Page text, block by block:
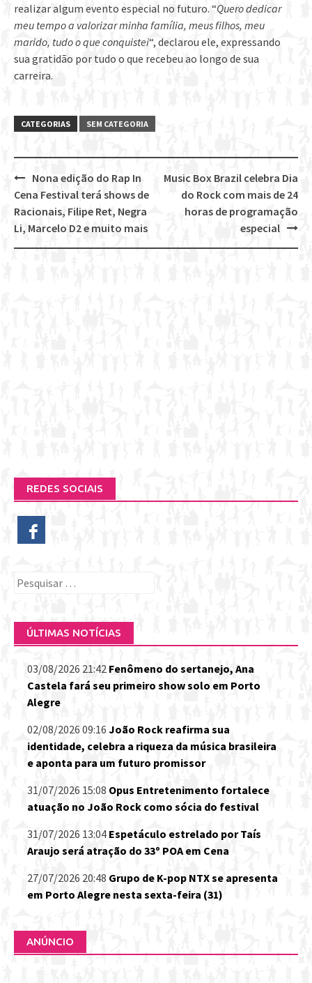
realizar algum evento especial no futuro. “Quero dedicar
meu tempo a valorizar minha família, meus filhos, meu
marido, tudo o que conquistei“, declarou ele, expressando
sua gratidão por tudo o que recebeu ao longo de sua
carreira.
CATEGORIAS SEM CATEGORIA
Post
navigation
Music Box Brazil celebra Dia
do Rock com mais de 24
horas de programação
especial
Nona edição do Rap In
Cena Festival terá shows de
Racionais, Filipe Ret, Negra
Li, Marcelo D2 e muito mais
REDES SOCIAIS
Pesquisar
ÚLTIMAS NOTÍCIAS
03/08/2026 21:42 Fenômeno do sertanejo, Ana
Castela fará seu primeiro show solo em Porto
Alegre
02/08/2026 09:16 João Rock reafirma sua
identidade, celebra a riqueza da música brasileira
e aponta para um futuro promissor
31/07/2026 15:08 Opus Entretenimento fortalece
atuação no João Rock como sócia do festival
31/07/2026 13:04 Espetáculo estrelado por Taís
Araujo será atração do 33º POA em Cena
27/07/2026 20:48 Grupo de K-pop NTX se apresenta
em Porto Alegre nesta sexta-feira (31)
ANÚNCIO